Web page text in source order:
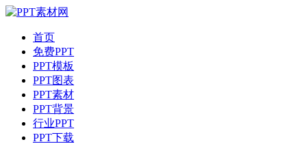
首页
免费PPT
PPT模板
PPT图表
PPT素材
PPT背景
行业PPT
PPT下载